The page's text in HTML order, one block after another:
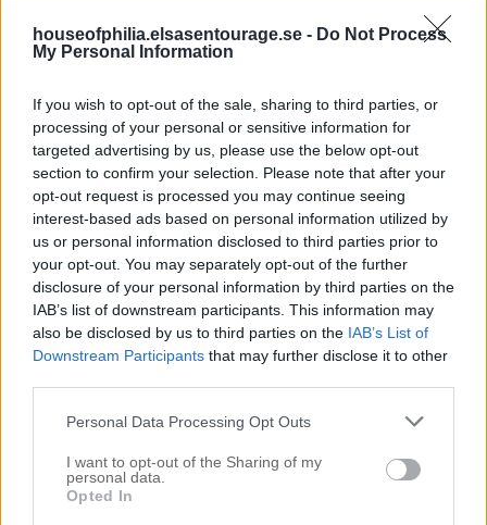
houseofphilia.elsasentourage.se - Do Not Process
My Personal Information
If you wish to opt-out of the sale, sharing to third parties, or
processing of your personal or sensitive information for
targeted advertising by us, please use the below opt-out
section to confirm your selection. Please note that after your
opt-out request is processed you may continue seeing
interest-based ads based on personal information utilized by
us or personal information disclosed to third parties prior to
your opt-out. You may separately opt-out of the further
disclosure of your personal information by third parties on the
IAB’s list of downstream participants. This information may
also be disclosed by us to third parties on the IAB’s List of
Downstream Participants that may further disclose it to other
Personal Data Processing Opt Outs
I want to opt-out of the Sharing of my
personal data.
Opted In
INNEHÅLLER REKLAMLÄNK – PRODUKT KÖPT MED
RABATT
JUL
Jul i Lanthandeln
JULGOTT
Julhysterin 2014
Julkalendern
Julpeppen 2016
Kejsarsnittet
Köket
Kontoret
Lanthandeln
Lilla hallen
Livet
Livräddare
Lutande Huset
Mode – Skönhet
Nestinghysterin
Nestinghysterin 2.0